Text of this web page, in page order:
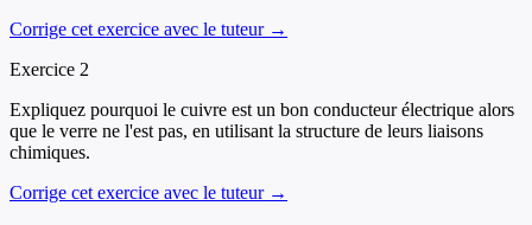
Corrige cet exercice avec le tuteur →
Exercice 2
Expliquez pourquoi le cuivre est un bon conducteur électrique alors
que le verre ne l'est pas, en utilisant la structure de leurs liaisons
chimiques.
Corrige cet exercice avec le tuteur →